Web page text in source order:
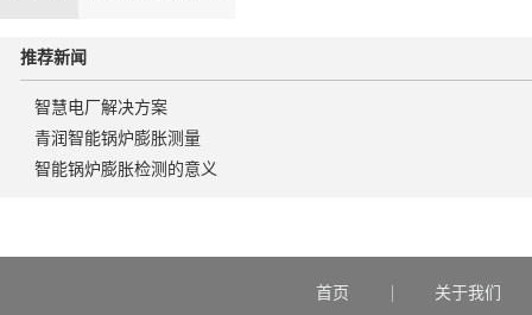
推荐新闻
智慧电厂解决方案
青润智能锅炉膨胀测量
智能锅炉膨胀检测的意义
首页 关于我们